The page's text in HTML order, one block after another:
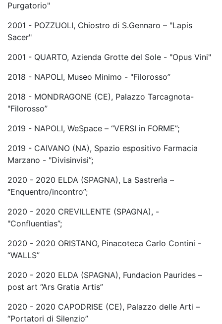
Purgatorio"
2001 - POZZUOLI, Chiostro di S.Gennaro – "Lapis
Sacer"
2001 - QUARTO, Azienda Grotte del Sole - "Opus Vini"
2018 - NAPOLI, Museo Minimo - "Filorosso”
2018 - MONDRAGONE (CE), Palazzo Tarcagnota-
"Filorosso”
2019 - NAPOLI, WeSpace – “VERSI in FORME”;
2019 - CAIVANO (NA), Spazio espositivo Farmacia
Marzano - "Divisinvisi”;
2020 - 2020 ELDA (SPAGNA), La Sastrerìa –
“Enquentro/incontro”;
2020 - 2020 CREVILLENTE (SPAGNA), -
"Confluentias”;
2020 - 2020 ORISTANO, Pinacoteca Carlo Contini -
“WALLS”
2020 - 2020 ELDA (SPAGNA), Fundacion Paurides –
post art “Ars Gratia Artis”
2020 - 2020 CAPODRISE (CE), Palazzo delle Arti –
“Portatori di Silenzio”